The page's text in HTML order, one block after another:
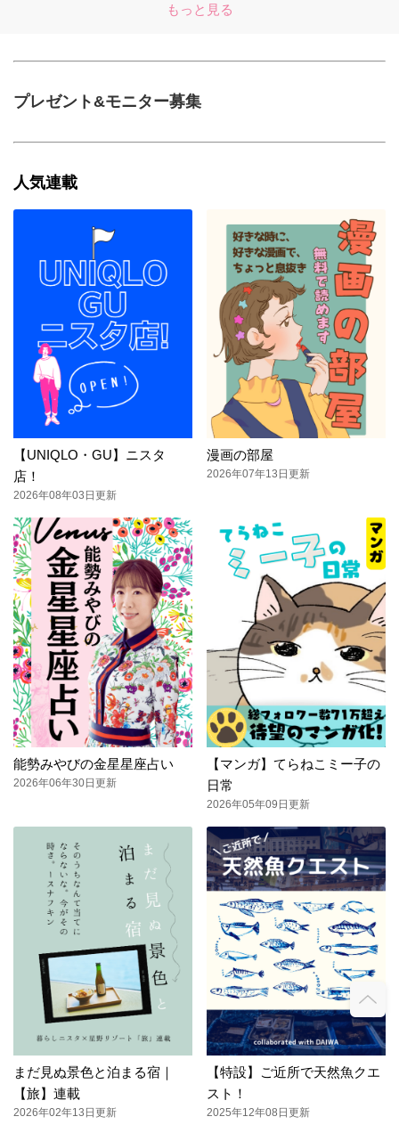
もっと見る
プレゼント&モニター募集
人気連載
【UNIQLO・GU】ニスタ
店！
2026年08年03日更新
漫画の部屋
2026年07年13日更新
能勢みやびの金星星座占い
2026年06年30日更新
【マンガ】てらねこミー子の
日常
2026年05年09日更新
まだ見ぬ景色と泊まる宿｜
【旅】連載
2026年02年13日更新
【特設】ご近所で天然魚クエ
スト！
2025年12年08日更新